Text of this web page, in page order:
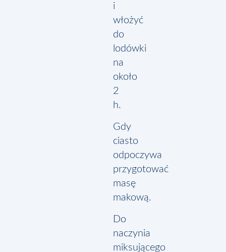
i
włożyć
do
lodówki
na
około
2
h.
Gdy
ciasto
odpoczywa
przygotować
masę
makową.
Do
naczynia
miksującego